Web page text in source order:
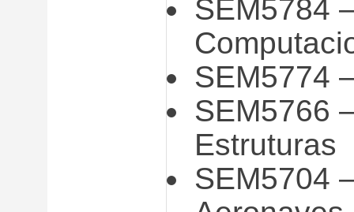
SEM5784
SEM5774
SEM5766
Estruturas
SEM5704